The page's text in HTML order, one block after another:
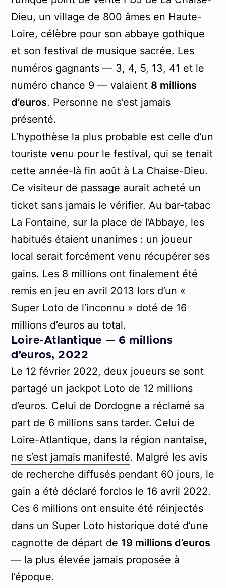
Dieu, un village de 800 âmes en Haute-
Loire, célèbre pour son abbaye gothique
et son festival de musique sacrée. Les
numéros gagnants — 3, 4, 5, 13, 41 et le
numéro chance 9 — valaient 8 millions
d’euros. Personne ne s’est jamais
présenté.
L’hypothèse la plus probable est celle d’un
touriste venu pour le festival, qui se tenait
cette année-là fin août à La Chaise-Dieu.
Ce visiteur de passage aurait acheté un
ticket sans jamais le vérifier. Au bar-tabac
La Fontaine, sur la place de l’Abbaye, les
habitués étaient unanimes : un joueur
local serait forcément venu récupérer ses
gains. Les 8 millions ont finalement été
remis en jeu en avril 2013 lors d’un «
Super Loto de l’inconnu » doté de 16
millions d’euros au total.
Loire-Atlantique — 6 millions
d’euros, 2022
Le 12 février 2022, deux joueurs se sont
partagé un jackpot Loto de 12 millions
d’euros. Celui de Dordogne a réclamé sa
part de 6 millions sans tarder. Celui de
Loire-Atlantique, dans la région nantaise,
ne s’est jamais manifesté. Malgré les avis
de recherche diffusés pendant 60 jours, le
gain a été déclaré forclos le 16 avril 2022.
Ces 6 millions ont ensuite été réinjectés
dans un Super Loto historique doté d’une
cagnotte de départ de 19 millions d’euros
— la plus élevée jamais proposée à
l’époque.